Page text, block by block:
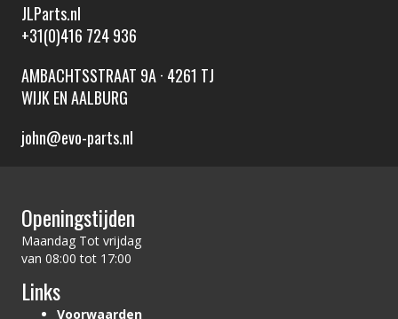
JLParts.nl
+31(0)416 724 936
AMBACHTSSTRAAT 9A · 4261 TJ
WIJK EN AALBURG
john@evo-parts.nl
Openingstijden
Maandag Tot vrijdag
van 08:00 tot 17:00
Links
Voorwaarden